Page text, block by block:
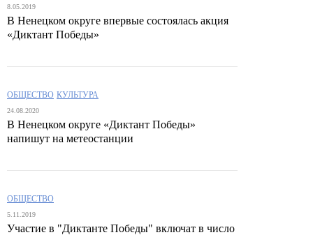
8.05.2019
В Ненецком округе впервые состоялась акция
«Диктант Победы»
ОБЩЕСТВО КУЛЬТУРА
24.08.2020
В Ненецком округе «Диктант Победы»
напишут на метеостанции
ОБЩЕСТВО
5.11.2019
Участие в "Диктанте Победы" включат в число